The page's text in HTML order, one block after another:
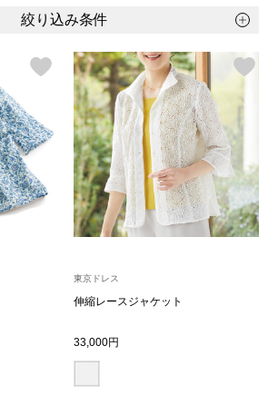
その他
トップス
Tシャツ／カッ
ポロシャツ
絞り込み条件
東京ドレス
伸縮レースジャケット
33,000円